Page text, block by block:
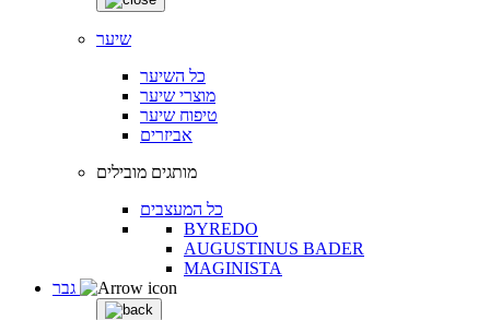
שיער
כל השיער
מוצרי שיער
טיפוח שיער
אביזרים
מותגים מובילים
כל המעצבים
BYREDO
AUGUSTINUS BADER
MAGINISTA